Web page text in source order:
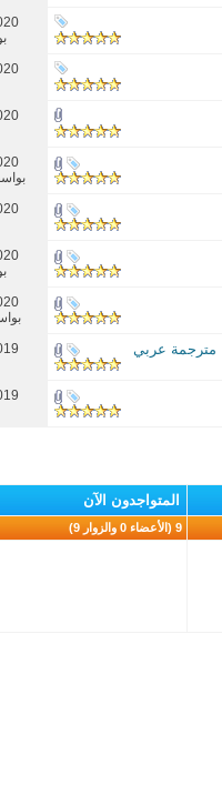
المتواجدون الآن
9 (الأعضاء 0 والزوار 9)